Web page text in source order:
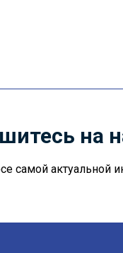
на
самой актуальной